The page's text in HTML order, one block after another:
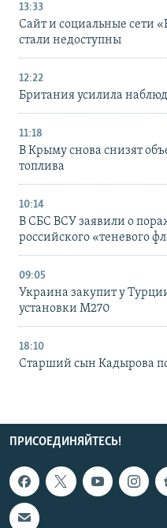
13:33
Сайт и социальные сети
стали недоступны
12:22
Британия усилила
11:18
В Крыму снова снизят
топлива
10:14
В СБС ВСУ заявили о
российского «теневого
09:05
Украина закупит у
установки M270
18:10
Старший сын Кадырова
ПРИСОЕДИНЯЙТЕСЬ!